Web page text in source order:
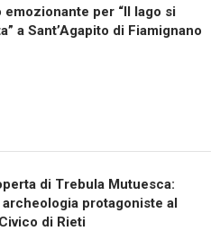
emozionante per “Il lago si
a Sant’Agapito di Fiamignano
di Trebula Mutuesca:
archeologia protagoniste al
di Rieti